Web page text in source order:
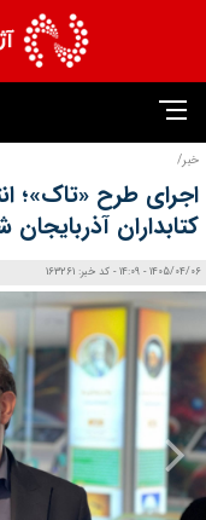
خبر/
اجرای طرح «تاک»؛
کتابداران
1405/04/06 - 14:09 - کد خبر: 163261